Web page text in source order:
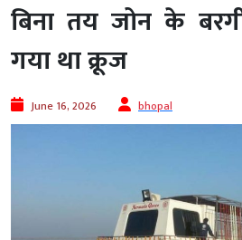
बिना तय जोन के
गया था क्रूज
June 16, 2026 bhopal